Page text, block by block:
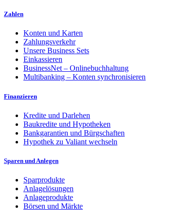
Zahlen
Konten und Karten
Zahlungsverkehr
Unsere Business Sets
Einkassieren
BusinessNet – Onlinebuchhaltung
Multibanking – Konten synchronisieren
Finanzieren
Kredite und Darlehen
Baukredite und Hypotheken
Bankgarantien und Bürgschaften
Hypothek zu Valiant wechseln
Sparen und Anlegen
Sparprodukte
Anlagelösungen
Anlageprodukte
Börsen und Märkte